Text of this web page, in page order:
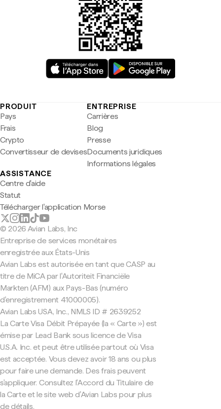
PRODUIT
Pays
Frais
Crypto
Convertisseur de devises
ENTREPRISE
Carrières
Blog
Presse
Documents juridiques
Informations légales
ASSISTANCE
Centre d'aide
Statut
Télécharger l'application Morse
© 2026 Avian Labs, Inc
Entreprise de services monétaires
enregistrée aux États-Unis
Avian Labs est autorisée en tant que CASP au
titre de MiCA par l'Autoriteit Financiële
Markten (AFM) aux Pays-Bas (numéro
d'enregistrement 41000005).
Avian Labs USA, Inc., NMLS ID # 2639252
La Carte Visa Débit Prépayée (la « Carte ») est
émise par Lead Bank sous licence de Visa
U.S.A. Inc. et peut être utilisée partout où Visa
est acceptée. Vous devez avoir 18 ans ou plus
pour faire une demande. Des frais peuvent
s'appliquer. Consultez l'Accord du Titulaire de
la Carte et le site web d'Avian Labs pour plus
de détails.